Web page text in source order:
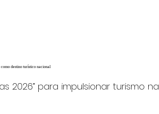
destino turístico nacional
2026” para impulsionar turismo na